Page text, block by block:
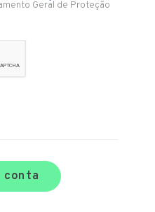
Geral de Proteção